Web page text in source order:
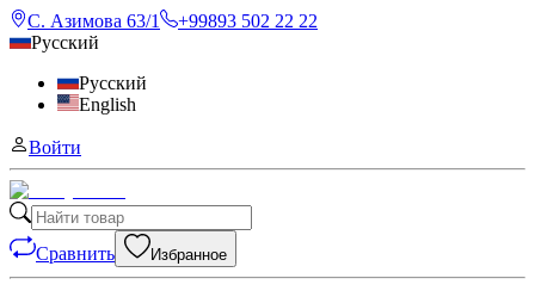
С. Азимова 63/1
+99893 502 22 22
Русский
Русский
English
Войти
Сравнить Избранное